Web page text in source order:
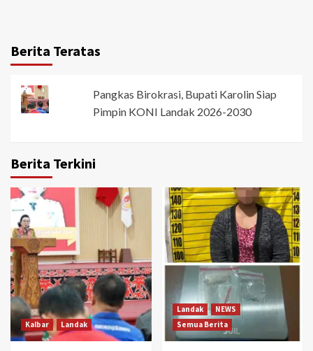
Berita Teratas
Pangkas Birokrasi, Bupati Karolin Siap
Pimpin KONI Landak 2026-2030
Berita Terkini
Kalbar Landak
Landak
NEWS
Semua Berita